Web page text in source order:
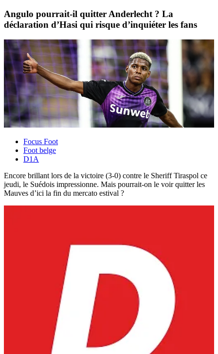
Angulo pourrait-il quitter Anderlecht ? La
déclaration d’Hasi qui risque d’inquiéter les fans
Focus Foot
Foot belge
D1A
Encore brillant lors de la victoire (3-0) contre le Sheriff Tiraspol ce
jeudi, le Suédois impressionne. Mais pourrait-on le voir quitter les
Mauves d’ici la fin du mercato estival ?